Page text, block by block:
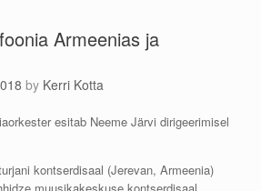
Armeenias ja
by Kerri Kotta
esitab Neeme Järvi dirigeerimisel
kontserdisaal (Jerevan, Armeenia)
muusikakeskuse kontserdisaal